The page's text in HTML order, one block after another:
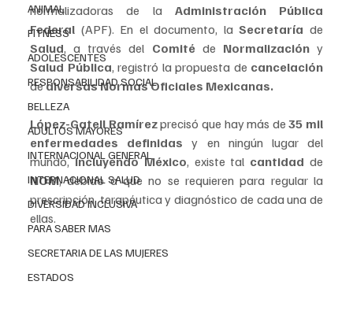
ANIMAL
FITNESS
ADOLESCENTES
RESPONSABILIDAD SOCIAL
BELLEZA
ADULTOS MAYORES
INTERNACIONAL GENERAL
INTERNACIONAL SALUD
DIVERSIDAD INCLUSIVA
PARA SABER MAS
SECRETARIA DE LAS MUJERES
ESTADOS
normalizadoras de la Administración Pública
Federal (APF). En el documento, la Secretaría
Salud, a través del Comité de Normalización
Salud Pública, registró la propuesta de
de diversas Normas Oficiales Mexicanas.
López-Gatell Ramírez precisó que hay más de 35 mil
enfermedades definidas y en ningún lugar del
mundo, incluyendo México, existe tal cantidad
NOM, debido a que no se requieren para regular la
prescripción, terapéutica y diagnóstico de cada una de
ellas.